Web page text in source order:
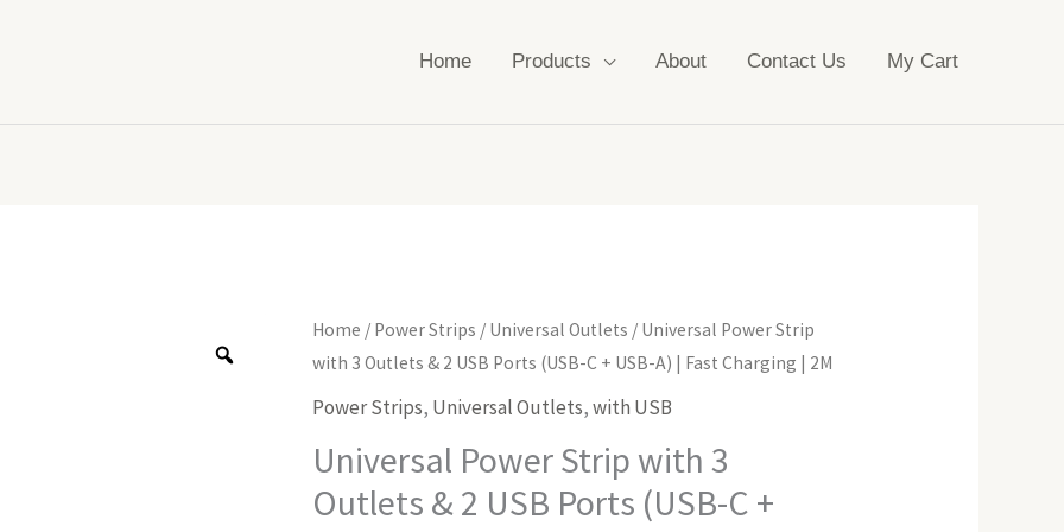
Home Products About Contact Us My Cart
Home / Power Strips / Universal Outlets / Universal Power Strip
with 3 Outlets & 2 USB Ports (USB-C + USB-A) | Fast Charging | 2M
Power Strips, Universal Outlets,with USB
Universal Power Strip with 3
Outlets & 2 USB Ports (USB-C +
Universal
Power
Strip
3
Outlets